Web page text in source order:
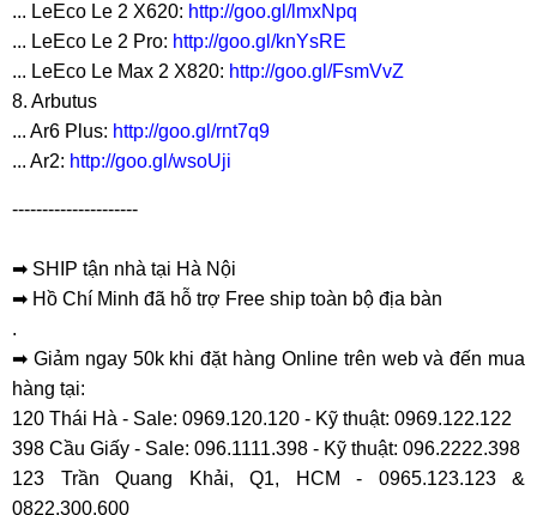
... LeEco Le 2 X620: http://goo.gl/lmxNpq
... LeEco Le 2 Pro: http://goo.gl/knYsRE
... LeEco Le Max 2 X820: http://goo.gl/FsmVvZ
8. Arbutus
... Ar6 Plus: http://goo.gl/rnt7q9
... Ar2: http://goo.gl/wsoUji
---------------------
➡ SHIP tận nhà tại Hà Nội
➡ Hồ Chí Minh đã hỗ trợ Free ship toàn bộ địa bàn
.
➡ Giảm ngay 50k khi đặt hàng Online trên web và đến mua
hàng tại:
120 Thái Hà - Sale: 0969.120.120 - Kỹ thuật: 0969.122.122
398 Cầu Giấy - Sale: 096.1111.398 - Kỹ thuật: 096.2222.398
123 Trần Quang Khải, Q1, HCM - 0965.123.123 &
0822.300.600